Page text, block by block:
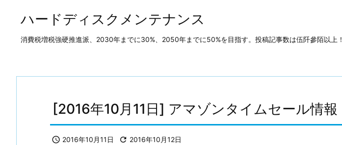
ハードディスクメンテナンス
消費税増税強硬推進派、2030年までに30%、2050年までに50%を目指す。投稿記事数は伍阡參陌以上！
[2016年10月11日] アマゾンタイムセール情報
 2016年10月11日  2016年10月12日